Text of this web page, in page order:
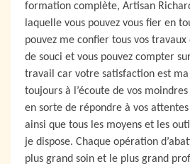
formation complète, Artisan
laquelle vous pouvez vous fier en
pouvez me confier tous vos travaux
de souci et vous pouvez compter
travail car votre satisfaction est
toujours à l’écoute de vos
en sorte de répondre à vos
ainsi que tous les moyens et les
je dispose. Chaque opération
plus grand soin et le plus grand